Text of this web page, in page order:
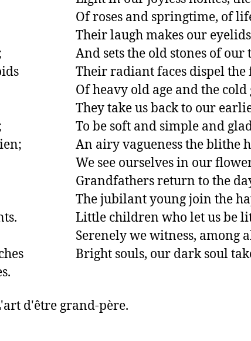
Of roses and springtime, of
Their laugh makes our
And sets the old stones of
Their radiant faces dispel the
Of heavy old age and the
They take us back to our
To be soft and simple and
An airy vagueness the blithe
We see ourselves in our
Grandfathers return to the
The jubilant young join the
Little children who let us be
Serenely we witness, among
Bright souls, our dark soul
d'être grand-père.